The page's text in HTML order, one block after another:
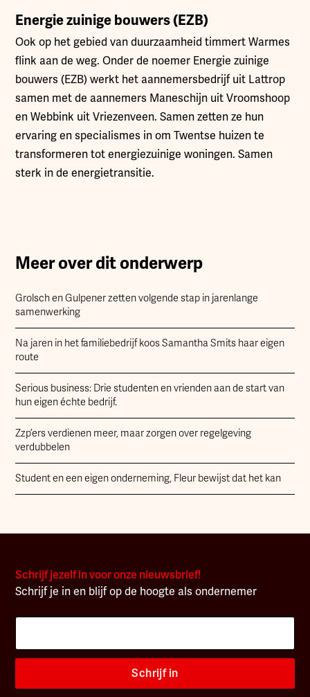
Energie zuinige bouwers (EZB)
Ook op het gebied van duurzaamheid timmert Warmes
flink aan de weg. Onder de noemer Energie zuinige
bouwers (EZB) werkt het aannemersbedrijf uit Lattrop
samen met de aannemers Maneschijn uit Vroomshoop
en Webbink uit Vriezenveen. Samen zetten ze hun
ervaring en specialismes in om Twentse huizen te
transformeren tot energiezuinige woningen. Samen
sterk in de energietransitie.
Meer over dit onderwerp
Grolsch en Gulpener zetten volgende stap in jarenlange
samenwerking
Na jaren in het familiebedrijf koos Samantha Smits haar eigen
route
Serious business: Drie studenten en vrienden aan de start van
hun eigen échte bedrijf.
Zzp’ers verdienen meer, maar zorgen over regelgeving
verdubbelen
Student en een eigen onderneming, Fleur bewijst dat het kan
Schrijf jezelf in voor onze nieuwsbrief!
Schrijf je in en blijf op de hoogte als ondernemer
Schrijf in